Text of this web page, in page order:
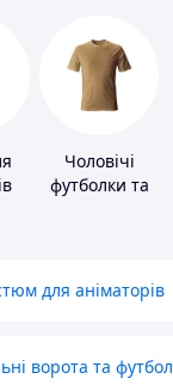
Чоловічі
футболки та
для аніматорів
ворота та